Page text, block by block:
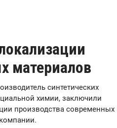
материалов
синтетических
химии, заключили
производства современных